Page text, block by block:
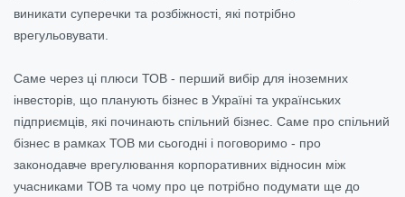
виникати суперечки та розбіжності, які потрібно
врегульовувати.
Саме через ці плюси ТОВ - перший вибір для іноземних
інвесторів, що планують бізнес в Україні та українських
підприємців, які починають спільний бізнес. Саме про спільний
бізнес в рамках ТОВ ми сьогодні і поговоримо - про
законодавче врегулювання корпоративних відносин між
учасниками ТОВ та чому про це потрібно подумати ще до